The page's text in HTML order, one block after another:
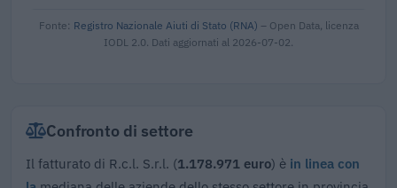
Fonte: Registro Nazionale Aiuti di Stato (RNA) – Open Data, licenza
IODL 2.0. Dati aggiornati al 2026-07-02.
Confronto di settore
Il fatturato di R.c.l. S.r.l. (1.178.971 euro) è in linea con